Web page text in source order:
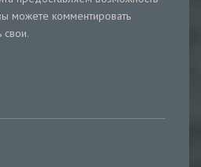
можете комментировать
свои.